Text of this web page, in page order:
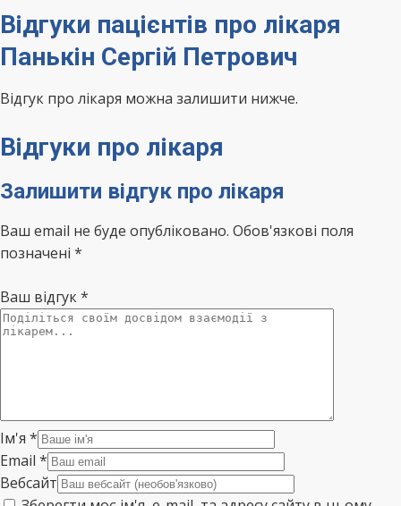
Відгуки пацієнтів про лікаря
Панькін Сергій Петрович
Відгук про лікаря можна залишити нижче.
Відгуки про лікаря
Залишити відгук про лікаря
Ваш email не буде опубліковано. Обов'язкові поля
позначені *
Ваш відгук*
Ім'я *
Email *
Вебсайт